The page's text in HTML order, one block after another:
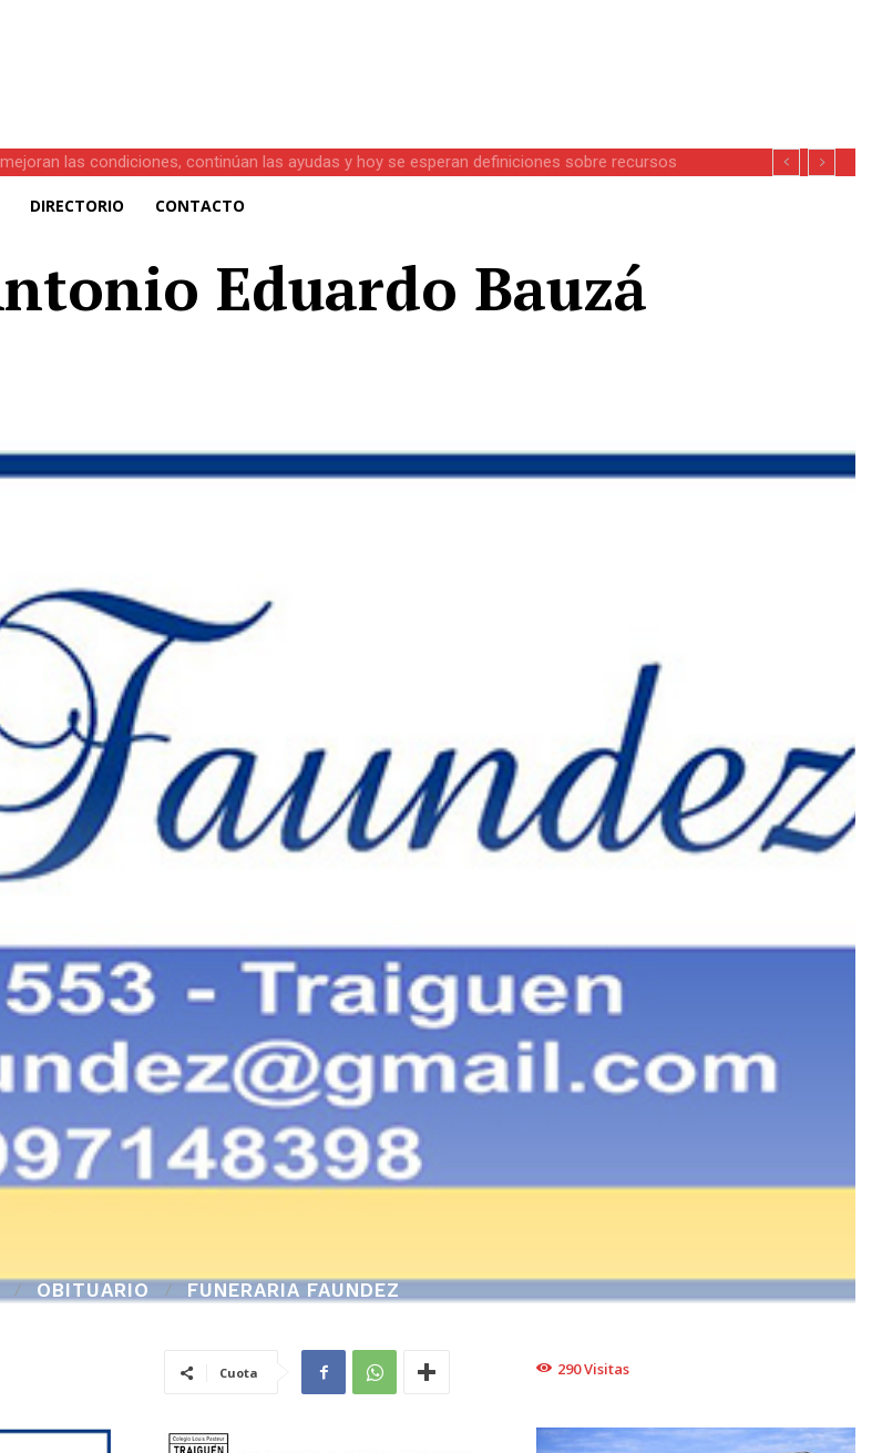
las condiciones, continúan las ayudas y hoy se esperan definiciones sobre recursos
DIRECTORIO CONTACTO
Eduardo Bauzá
OBITUARIO FUNERARIA FAUNDEZ
Cuota 290Visitas